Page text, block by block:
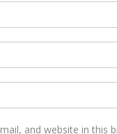
and website in this